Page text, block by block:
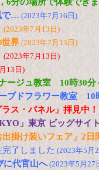
で… (2023年7月16日)
(2023年7月13日)
世界 (2023年7月13日)
(2023年7月13日)
13日)
ージュ教室 10時30分
ブドフラワー教室 10
ス・パネル」拝見中！
」東京 ビッグサイ
掛け装いフェア」2日
完了しました (2023年5月
に代官山へ(2023年5月27